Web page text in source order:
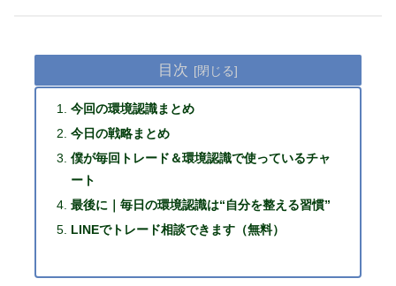
目次
今回の環境認識まとめ
今日の戦略まとめ
僕が毎回トレード＆環境認識で使っているチャ
ート
最後に｜毎日の環境認識は“自分を整える習慣”
LINEでトレード相談できます（無料）